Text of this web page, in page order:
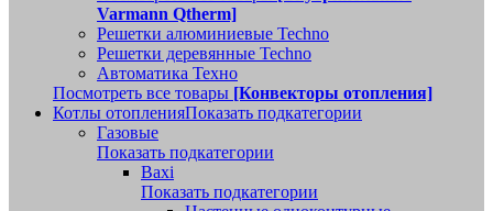
Varmann Qtherm]
Решетки алюминиевые Techno
Решетки деревянные Techno
Автоматика Техно
Посмотреть все товары [Конвекторы отопления]
Котлы отопленияПоказать подкатегории
Газовые
Показать подкатегории
Baxi
Показать подкатегории